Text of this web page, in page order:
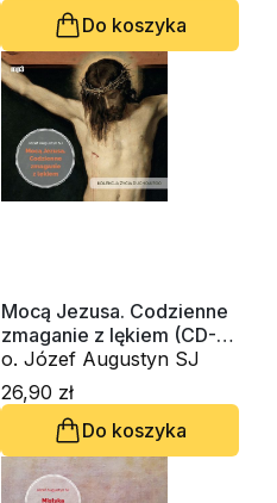
Do koszyka
Mocą Jezusa. Codzienne
zmaganie z lękiem (CD-
MP3-audiobook)
o. Józef Augustyn SJ
26,90 zł
Do koszyka